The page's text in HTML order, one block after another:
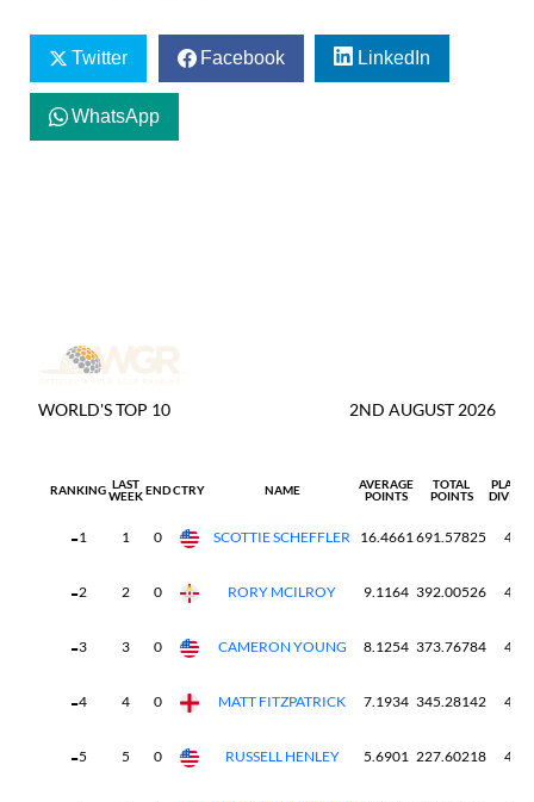
Twitter Facebook LinkedIn
WhatsApp